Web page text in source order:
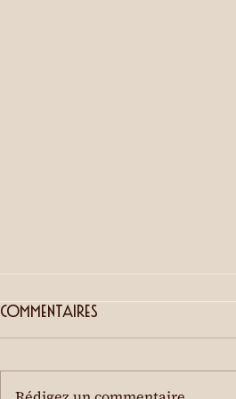
Visites guidées
Visite des jardins du château
Commentaires